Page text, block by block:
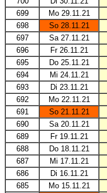
699
Mo 29.11.21
698
So 28.11.21
697
Sa 27.11.21
696
Fr 26.11.21
695
Do 25.11.21
694
Mi 24.11.21
693
Di 23.11.21
692
Mo 22.11.21
691
So 21.11.21
690
Sa 20.11.21
689
Fr 19.11.21
688
Do 18.11.21
687
Mi 17.11.21
686
Di 16.11.21
685
Mo 15.11.21